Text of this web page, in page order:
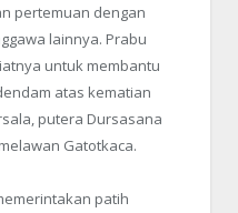
pertemuan dengan
lainnya. Prabu
untuk membantu
atas kematian
putera Dursasana
Gatotkaca.
patih